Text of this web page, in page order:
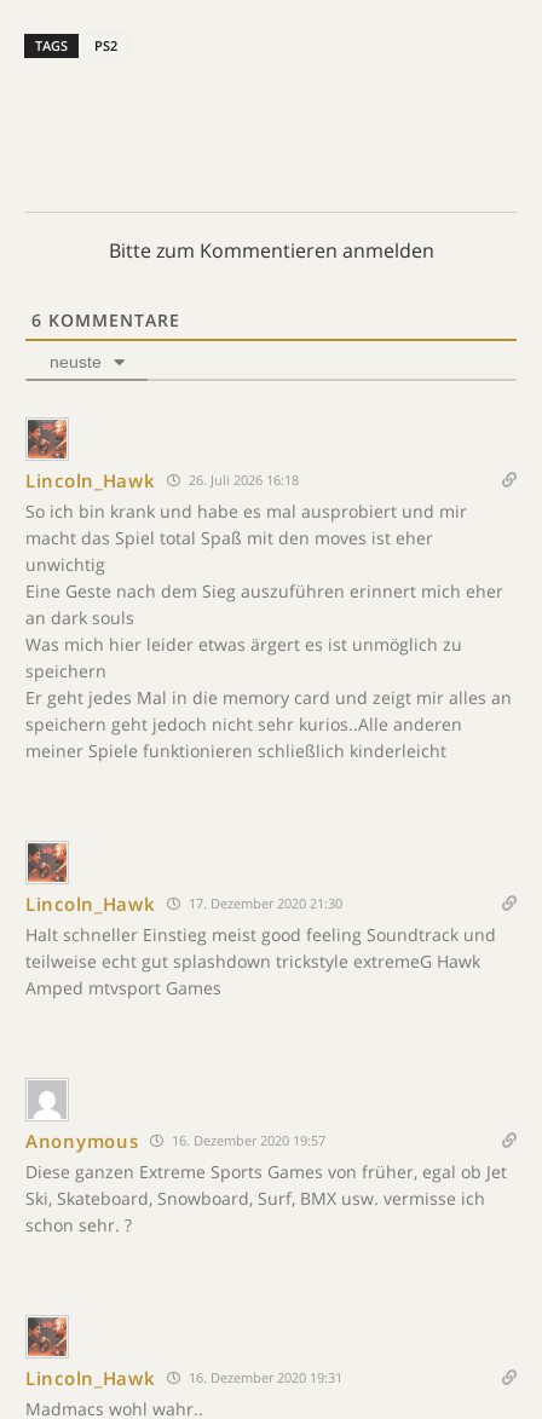
TAGS PS2
Bitte zum Kommentieren anmelden
6 KOMMENTARE
neuste
Lincoln_Hawk 26. Juli 2026 16:18
So ich bin krank und habe es mal ausprobiert und mir
macht das Spiel total Spaß mit den moves ist eher
unwichtig
Eine Geste nach dem Sieg auszuführen erinnert mich eher
an dark souls
Was mich hier leider etwas ärgert es ist unmöglich zu
speichern
Er geht jedes Mal in die memory card und zeigt mir alles an
speichern geht jedoch nicht sehr kurios..Alle anderen
meiner Spiele funktionieren schließlich kinderleicht
Lincoln_Hawk 17. Dezember 2020 21:30
Halt schneller Einstieg meist good feeling Soundtrack und
teilweise echt gut splashdown trickstyle extremeG Hawk
Amped mtvsport Games
Anonymous 16. Dezember 2020 19:57
Diese ganzen Extreme Sports Games von früher, egal ob Jet
Ski, Skateboard, Snowboard, Surf, BMX usw. vermisse ich
schon sehr. ?
Lincoln_Hawk 16. Dezember 2020 19:31
Madmacs wohl wahr..